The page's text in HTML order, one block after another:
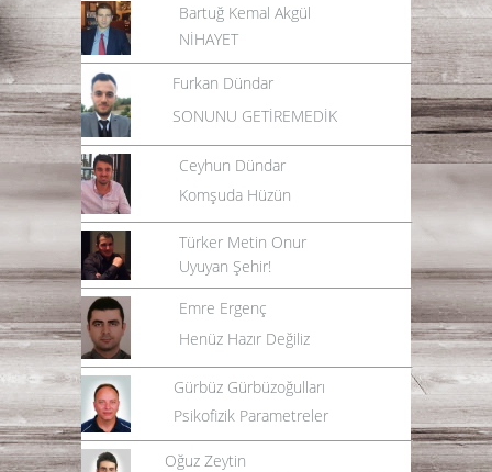
Bartuğ Kemal Akgül
NİHAYET
Furkan Dündar
SONUNU GETİREMEDİK
Ceyhun Dündar
Komşuda Hüzün
Türker Metin Onur
Uyuyan Şehir!
Emre Ergenç
Henüz Hazır Değiliz
Gürbüz Gürbüzoğulları
Psikofizik Parametreler
Oğuz Zeytin